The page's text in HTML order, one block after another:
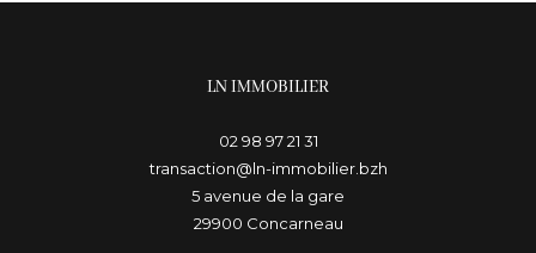
LN IMMOBILIER
02 98 97 21 31
transaction@ln-immobilier.bzh
5 avenue de la gare
29900
concarneau